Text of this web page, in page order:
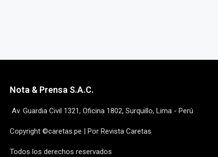
Nota & Prensa S.A.C.
Av. Guardia Civil 1321, Oficina 1802, Surquillo, Lima - Perú
Copyright ©caretas.pe | Por Revista Caretas
Todos los derechos reservados